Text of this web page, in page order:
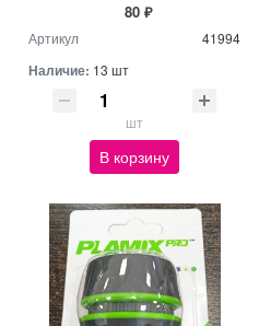
80 ₽
Артикул 41994
Наличие: 13 шт
шт
В корзину